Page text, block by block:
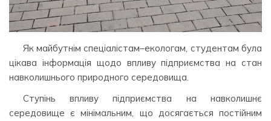
Як майбутнім спеціалістам–екологам, студентам була
цікава інформація щодо впливу підприємства на стан
навколишнього природного середовища.
Ступінь впливу підприємства на навколишнє
середовище є мінімальним, що досягається постійним